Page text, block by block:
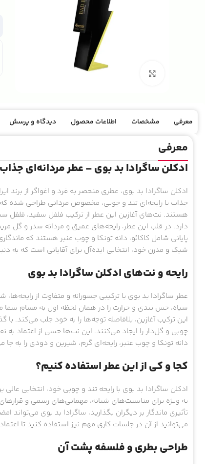
بزرگنمایی تصویر
معرفی مشخصات اطلاعات محصول دیدگاه و پرسش
معرفی
ادکلن ساگرادا بد بوی – عطر مردانه‌ای
جذاب با رایحه‌ای تند و چوبی، مخصوص مردانی طراحی شده
هستند. نت‌های آغازین این عطر از ترکیب فلفل سفید، فلفل
دارد. در قلب این عطر، رایحه‌های عمیق و مردانه سدر و گل
پایانی شامل کاکائو، دانه تونکا و چوب عنبر هستند که
شیک و مدرن خود، انتخابی ایده‌آل برای آقایانی است که به
رایحه و نت‌های ادکلن ساگرادا بد بوی
عطر ساگرادا بد بوی با ترکیبی جسورانه و متفاوت از
سیاه، حس تندی و حرارت را در همان لحظه اول به مشام شما
این ترکیب آغازین، بلافاصله توجه‌ها را به خود جلب
چوبی و گل‌دار را ایجاد می‌کنند. این نت‌ها حسی از اعتماد به
دانه تونکا و چوب عنبر، رایحه‌ای گرم، شیرین و دودی را به
کجا و کی از این عطر استفاده کنیم؟
ادکلن ساگرادا بد بوی با رایحه تند و چوبی خود، انتخابی
به ویژه برای مناسبت‌های شبانه، مهمانی‌های رسمی و
تأثیری ماندگار بر دیگران بگذارید، ساگرادا بد بوی
می‌توانید از آن در جلسات کاری مهم نیز استفاده کنید تا
طراحی بطری و فلسفه پشت آن